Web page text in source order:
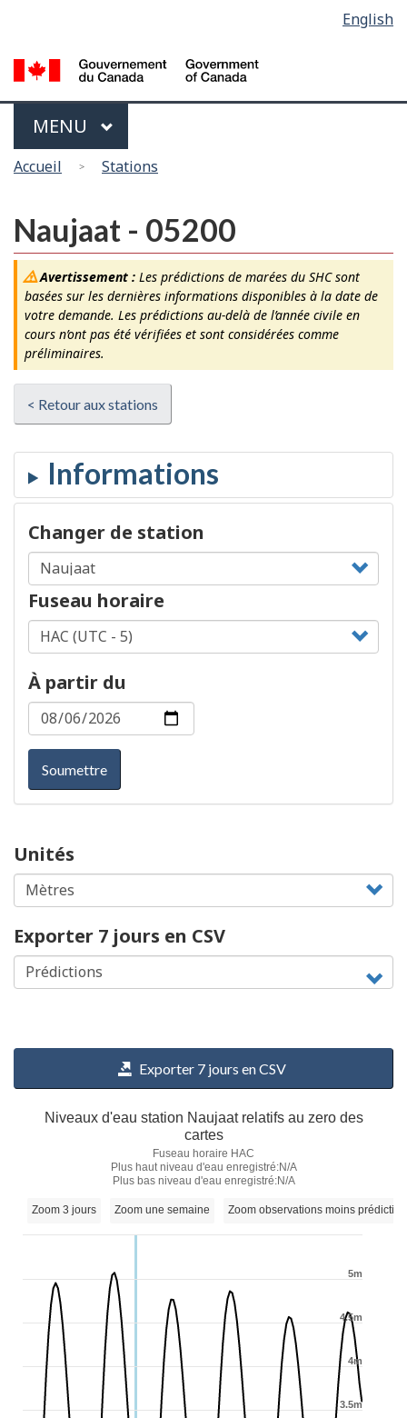
main
content
la
version
HTML
la
langue
English
Menu
MAIN
MENU
Vous
ici
Accueil Stations
Naujaat - 05200
Avertissement :Les prédictions de marées du SHC sont
basées sur les dernières informations disponibles à la date de
votre demande. Les prédictions au-delà de l’année civile en
cours n’ont pas été vérifiées et sont considérées comme
préliminaires.
< Retour aux stations
Changer de station
Fuseau horaire
À partir du
Soumettre
Unités
Exporter 7 jours en CSV
Exporter 7 jours en CSV
Niveaux d'eau station Naujaat relatifs au zero des
cartes
Fuseau horaire HAC
Plus haut niveau d'eau enregistré:N/A
Plus bas niveau d'eau enregistré:N/A
3.5m
4m
4.5m
5m
Zoom 3 jours Zoom une semaine Zoom observations moins